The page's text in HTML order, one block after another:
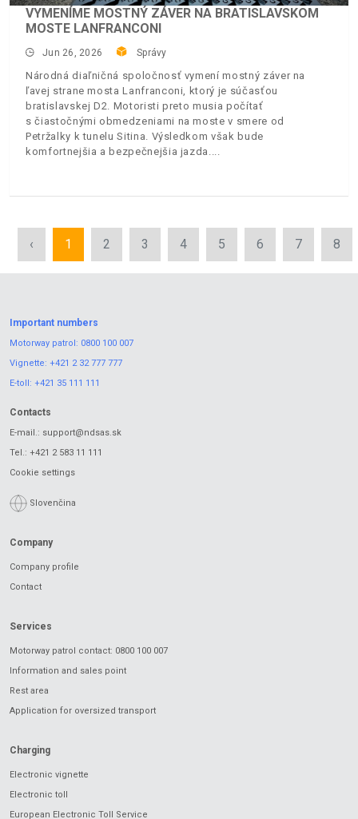
VYMENÍME MOSTNÝ ZÁVER NA BRATISLAVSKOM
MOSTE LANFRANCONI
Jun 26, 2026 Správy
Národná diaľničná spoločnosť vymení mostný záver na
ľavej strane mosta Lanfranconi, ktorý je súčasťou
bratislavskej D2. Motoristi preto musia počítať
s čiastočnými obmedzeniami na moste v smere od
Petržalky k tunelu Sitina. Výsledkom však bude
komfortnejšia a bezpečnejšia jazda.
‹ 1 2 3 4 5 6 7 8
Important numbers
Motorway patrol: 0800 100 007
Vignette: +421 2 32 777 777
E-toll: +421 35 111 111
Contacts
E-mail.: support@ndsas.sk
Tel.: +421 2 583 11 111
Cookie settings
Slovenčina
Company
Company profile
Contact
Services
Motorway patrol contact: 0800 100 007
Information and sales point
Rest area
Application for oversized transport
Charging
Electronic vignette
Electronic toll
European Electronic Toll Service